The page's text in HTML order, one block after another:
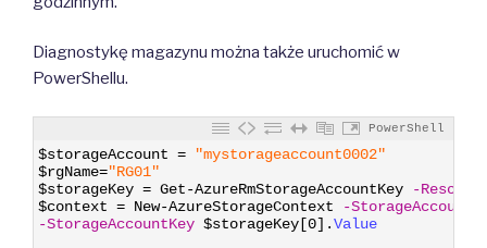
Diagnostykę magazynu można także uruchomić w
PowerShellu.
PowerShell
$storageAccount =
"mystorageaccount0002"
$rgName="RG01"
$storageKey = Get-AzureRmStorageAccountKey
-
$context = New-AzureStorageContext
-
-StorageAccountKey $storageKey [0] .Value